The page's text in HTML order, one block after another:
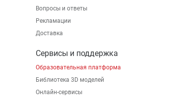
Вопросы и ответы
Рекламации
Доставка
Сервисы и поддержка
Образовательная платформа
Библиотека 3D моделей
Онлайн-сервисы